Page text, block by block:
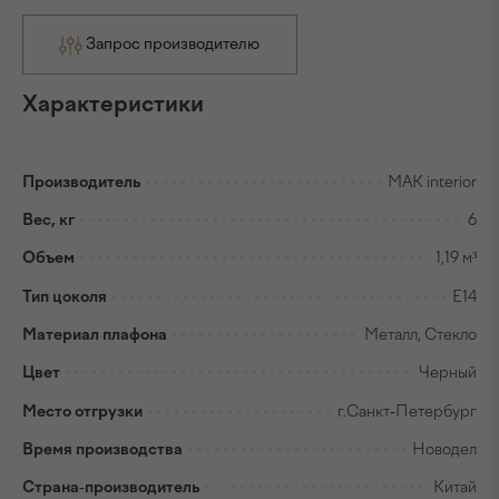
Запрос производителю
Характеристики
Производитель MAK interior
Вес, кг 6
Объем 1,19 м³
Тип цоколя E14
Материал плафона Металл, Стекло
Цвет Черный
Место отгрузки г.Санкт-Петербург
Время производства Новодел
Страна-производитель Китай